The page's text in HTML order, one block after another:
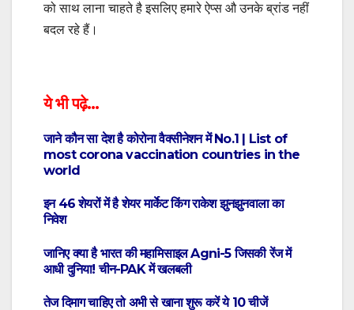
को साथ लाना चाहते है इसलिए हमारे ऐप्स औ उनके ब्रांड नहीं
बदल रहे हैं।
ये भी पढ़े…
जाने कौन सा देश है कोरोना वैक्सीनेशन में No.1 | List of
most corona vaccination countries in the
world
इन 46 शेयरों में है शेयर मार्केट किंग राकेश झुनझुनवाला का
निवेश
जानिए क्या है भारत की महामिसाइल Agni-5 जिसकी रेंज में
आधी दुनिया! चीन-PAK में खलबली
तेज दिमाग चाहिए तो अभी से खाना शुरू करें ये 10 चीजें